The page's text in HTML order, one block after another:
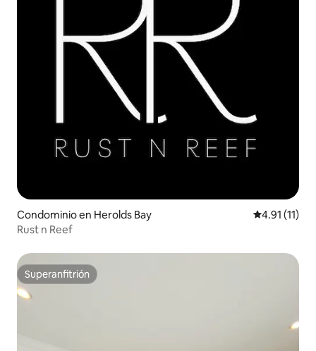
Condominio en Herolds Bay Calificación
4.91 (11)
Rust n Reef
Superanfitrión
Superanfitrión